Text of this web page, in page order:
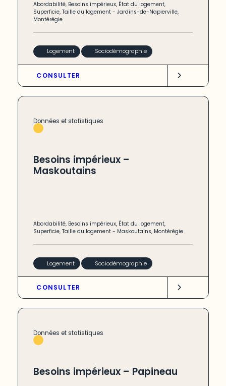
Abordabilité, Besoins impérieux, État du logement,
Superficie,Taille du logement -Jardins-de-Napierville,
Montérégie
Logement Sociodémographie
CONSULTER
Données et statistiques
Besoins impérieux –
Maskoutains
Abordabilité, Besoins impérieux, État du logement,
Superficie,Taille du logement - Maskoutains, Montérégie
Logement Sociodémographie
CONSULTER
Données et statistiques
Besoins impérieux – Papineau